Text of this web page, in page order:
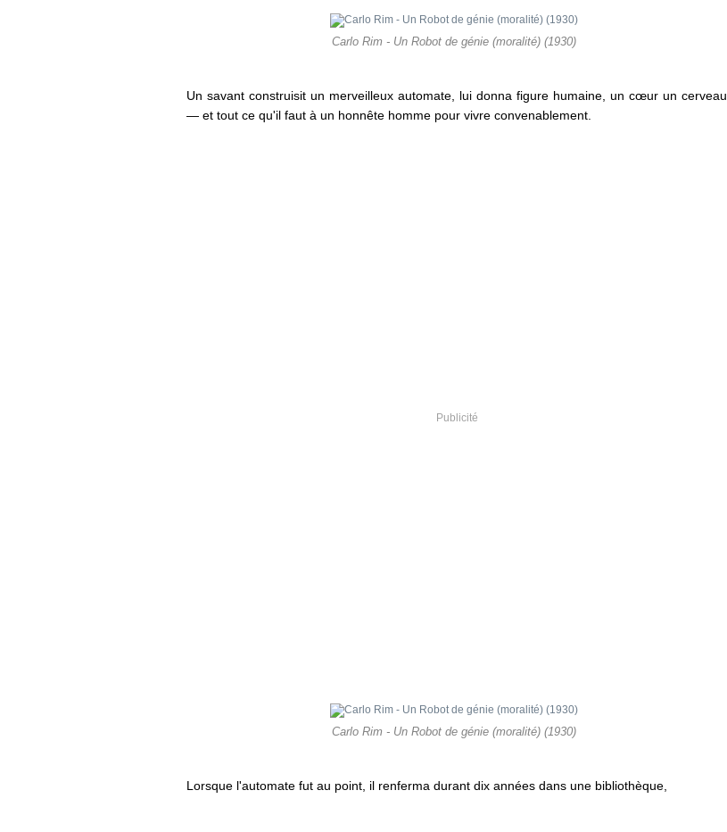
Carlo Rim - Un Robot de génie (moralité) (1930)
Un savant construisit un merveilleux automate, lui donna figure humaine, un cœur un cerveau
— et tout ce qu'il faut à un honnête homme pour vivre convenablement.
Publicité
Carlo Rim - Un Robot de génie (moralité) (1930)
Lorsque l'automate fut au point, il renferma durant dix années dans une bibliothèque,